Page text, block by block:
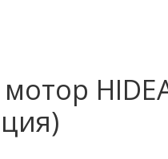
HIDEA